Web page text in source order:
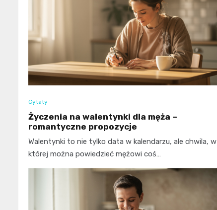
Cytaty
Życzenia na walentynki dla męża –
romantyczne propozycje
Walentynki to nie tylko data w kalendarzu, ale chwila, w
której można powiedzieć mężowi coś…